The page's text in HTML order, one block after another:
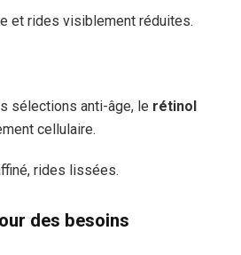
et rides visiblement réduites.
sélections anti-âge, le rétinol
cellulaire.
rides lissées.
des besoins